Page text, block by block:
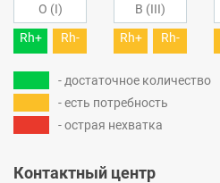
O (I)
Rh+
Rh-
B (III)
Rh+
Rh-
- достаточное количество
- есть потребность
- острая нехватка
Контактный центр